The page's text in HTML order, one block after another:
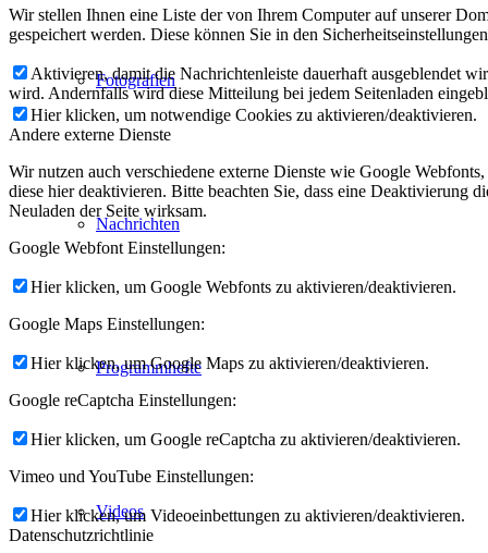
Fotografien
Nachrichten
Programmhefte
Videos
Wir stellen Ihnen eine Liste der von Ihrem Computer auf unserer
gespeichert werden. Diese können Sie in den
Aktivieren, damit die Nachrichtenleiste dauerhaft ausgeblendet
wird. Andernfalls wird diese Mitteilung bei jedem Seitenladen
Hier klicken, um notwendige Cookies zu aktivieren/deaktivieren.
Andere externe Dienste
Wir nutzen auch verschiedene externe Dienste wie Google
diese hier deaktivieren. Bitte beachten Sie, dass eine Deaktivierung
Neuladen der Seite wirksam.
Google Webfont Einstellungen:
Hier klicken, um Google Webfonts zu aktivieren/deaktivieren.
Google Maps Einstellungen:
Hier klicken, um Google Maps zu aktivieren/deaktivieren.
Google reCaptcha Einstellungen:
Hier klicken, um Google reCaptcha zu aktivieren/deaktivieren.
Vimeo und YouTube Einstellungen:
Hier klicken, um Videoeinbettungen zu aktivieren/deaktivieren.
Datenschutzrichtlinie